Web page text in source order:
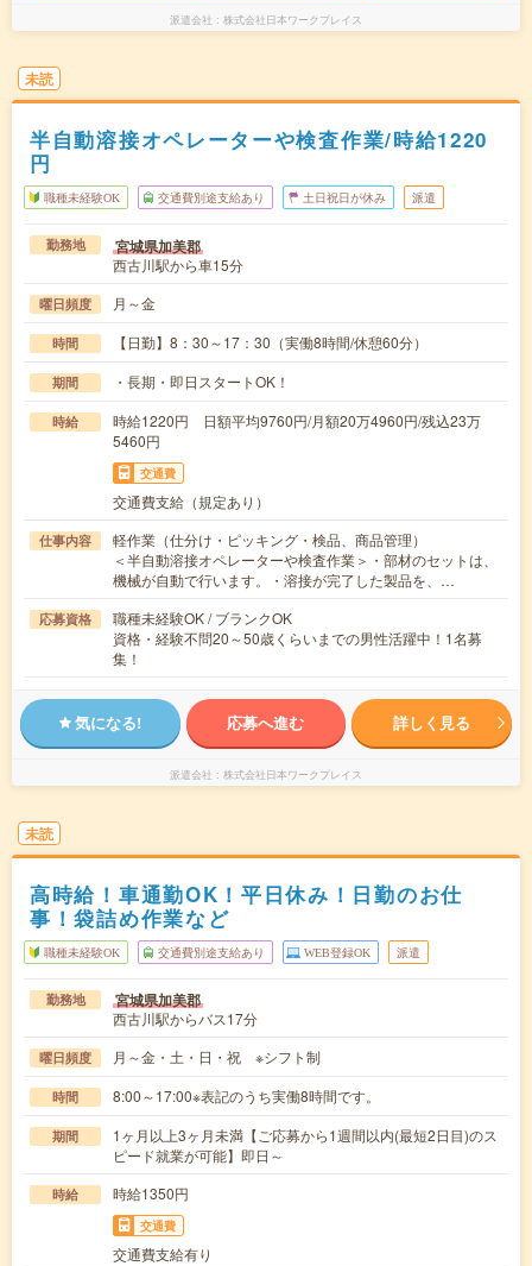
派遣会社 株式会社日本ワークプレイス
未読
半自動溶接オペレーターや検査作業/時給1220
円
職種未経験OK 交通費別途支給あり 土日祝日が休み 派遣
勤務地 宮城県加美郡
西古川駅から車15分
曜日頻度 月～金
時間 【日勤】8：30～17：30（実働8時間/休憩60分）
期間 ・長期・即日スタートOK！
時給
時給1220円 日額平均9760円/月額20万4960円/残込23万
5460円
交通費
交通費支給（規定あり）
仕事内容
軽作業（仕分け・ピッキング・検品、商品管理）
＜半自動溶接オペレーターや検査作業＞・部材のセットは、
機械が自動で行います。・溶接が完了した製品を、…
応募資格
職種未経験OK / ブランクOK
資格・経験不問20～50歳くらいまでの男性活躍中！1名募
集！
気になる! 応募へ進む 詳しく見る
派遣会社 株式会社日本ワークプレイス
未読
高時給！車通勤OK！平日休み！日勤のお仕
事！袋詰め作業など
職種未経験OK 交通費別途支給あり WEB登録OK 派遣
勤務地 宮城県加美郡
西古川駅からバス17分
曜日頻度 月～金・土・日・祝 ※シフト制
時間 8:00～17:00※表記のうち実働8時間です。
期間
1ヶ月以上3ヶ月未満【ご応募から1週間以内(最短2日目)のス
ピード就業が可能】即日～
時給 時給1350円
交通費
交通費支給有り